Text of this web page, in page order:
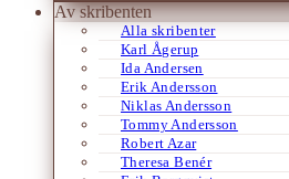
Av skribenten
Alla skribenter
Karl Ågerup
Ida Andersen
Erik Andersson
Niklas Andersson
Tommy Andersson
Robert Azar
Theresa Benér